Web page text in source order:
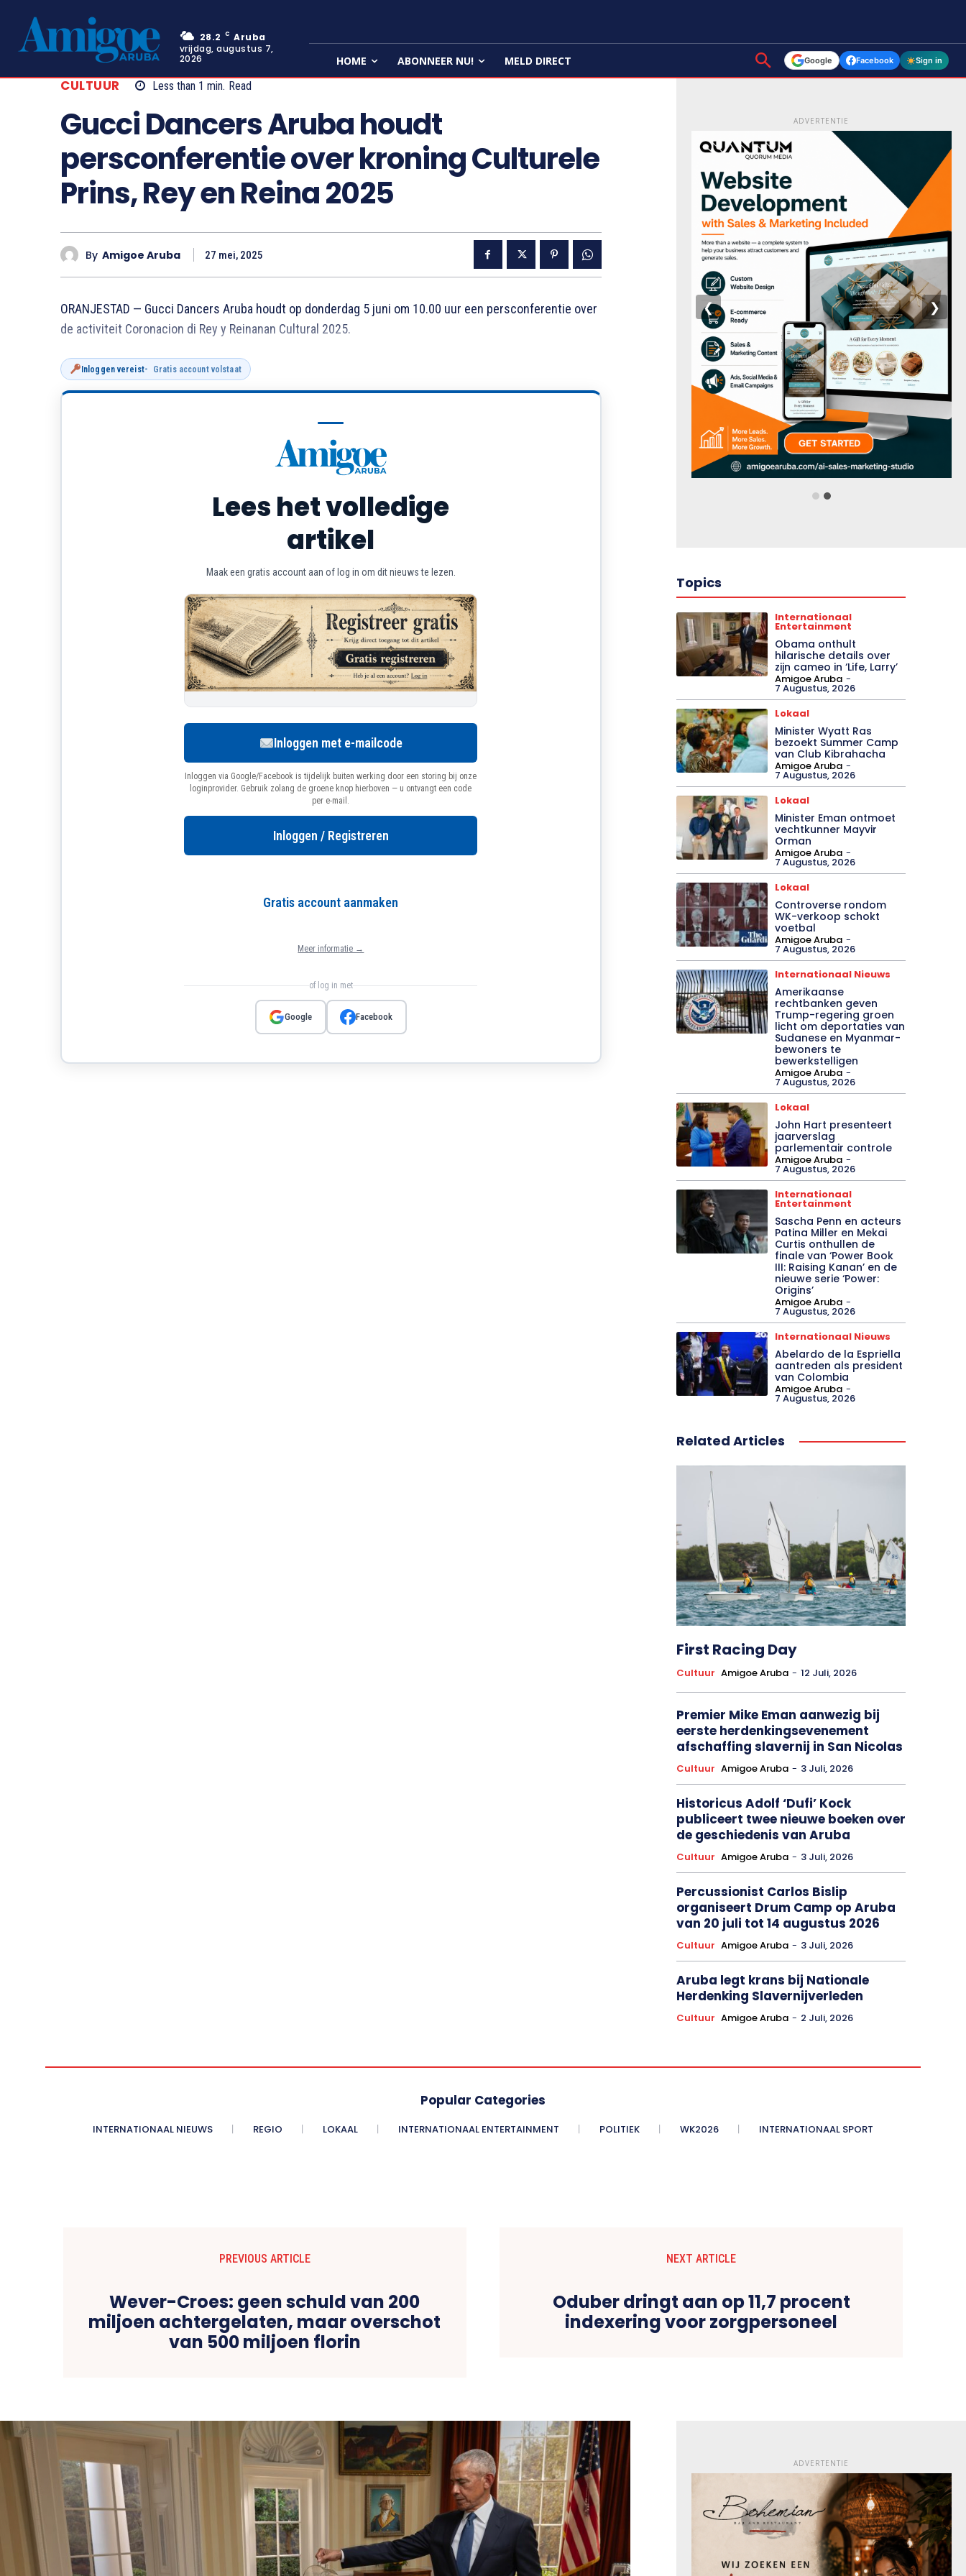
28.2 C Aruba
vrijdag, augustus 7,
2026
HOME ABONNEER NU! MELD DIRECT Google Facebook Sign in
CULTUUR Less than 1 min. Read
Gucci Dancers Aruba houdt
persconferentie over kroning Culturele
Prins, Rey en Reina 2025
By Amigoe Aruba 27 mei, 2025
ORANJESTAD — Gucci Dancers Aruba houdt op donderdag 5 juni om 10.00 uur een persconferentie over
de activiteit Coronacion di Rey y Reinanan Cultural 2025.
Inloggen vereist Gratis account volstaat
Lees het volledige
artikel
Maak een gratis account aan of log in om dit nieuws te lezen.
Inloggen met e-mailcode
Inloggen via Google/Facebook is tijdelijk buiten werking door een storing bij onze
loginprovider. Gebruik zolang de groene knop hierboven — u ontvangt een code
per e-mail.
Inloggen / Registreren
Gratis account aanmaken
Meer informatie →
of log in met
Google Facebook
ADVERTENTIE
❮ ❯
Topics
Internationaal
Entertainment
Obama onthult
hilarische details over
zijn cameo in ‘Life, Larry’
Amigoe Aruba -
7 Augustus, 2026
Lokaal
Minister Wyatt Ras
bezoekt Summer Camp
van Club Kibrahacha
Amigoe Aruba -
7 Augustus, 2026
Lokaal
Minister Eman ontmoet
vechtkunner Mayvir
Orman
Amigoe Aruba -
7 Augustus, 2026
Lokaal
Controverse rondom
WK-verkoop schokt
voetbal
Amigoe Aruba -
7 Augustus, 2026
Internationaal Nieuws
Amerikaanse
rechtbanken geven
Trump-regering groen
licht om deportaties van
Sudanese en Myanmar-
bewoners te
bewerkstelligen
Amigoe Aruba -
7 Augustus, 2026
Lokaal
John Hart presenteert
jaarverslag
parlementair controle
Amigoe Aruba -
7 Augustus, 2026
Internationaal
Entertainment
Sascha Penn en acteurs
Patina Miller en Mekai
Curtis onthullen de
finale van ‘Power Book
III: Raising Kanan’ en de
nieuwe serie ‘Power:
Origins’
Amigoe Aruba -
7 Augustus, 2026
Internationaal Nieuws
Abelardo de la Espriella
aantreden als president
van Colombia
Amigoe Aruba -
7 Augustus, 2026
Related Articles
First Racing Day
Cultuur Amigoe Aruba - 12 Juli, 2026
Premier Mike Eman aanwezig bij
eerste herdenkingsevenement
afschaffing slavernij in San Nicolas
Cultuur Amigoe Aruba - 3 Juli, 2026
Historicus Adolf ‘Dufi’ Kock
publiceert twee nieuwe boeken over
de geschiedenis van Aruba
Cultuur Amigoe Aruba - 3 Juli, 2026
Percussionist Carlos Bislip
organiseert Drum Camp op Aruba
van 20 juli tot 14 augustus 2026
Cultuur Amigoe Aruba - 3 Juli, 2026
Aruba legt krans bij Nationale
Herdenking Slavernijverleden
Cultuur Amigoe Aruba - 2 Juli, 2026
Popular Categories
INTERNATIONAAL NIEUWS REGIO LOKAAL INTERNATIONAAL ENTERTAINMENT POLITIEK WK2026 INTERNATIONAAL SPORT
PREVIOUS ARTICLE
Wever-Croes: geen schuld van 200
miljoen achtergelaten, maar overschot
van 500 miljoen florin
NEXT ARTICLE
Oduber dringt aan op 11,7 procent
indexering voor zorgpersoneel